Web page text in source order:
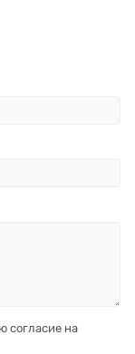
согласие на